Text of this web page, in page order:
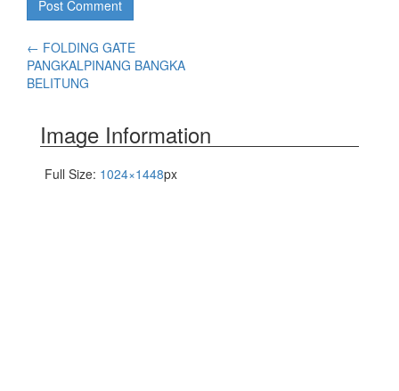
← FOLDING GATE
PANGKALPINANG BANGKA
BELITUNG
Image Information
Full Size: 1024×1448px